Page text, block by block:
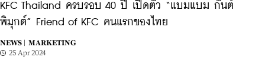
KFC Thailand ครบรอบ 40 ปี เปิดตัว “แบมแบม กันต์
พิมุกต์” Friend of KFC คนแรกของไทย
NEWS |
MARKETING
25 Apr 2024